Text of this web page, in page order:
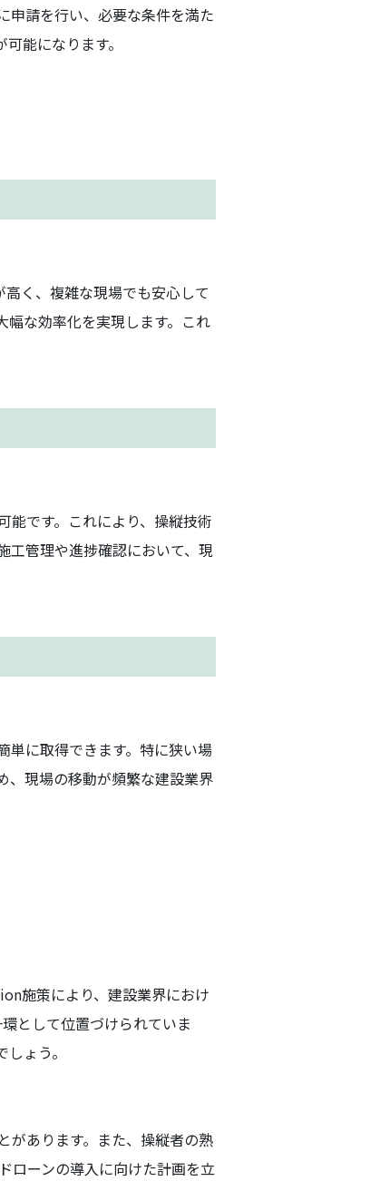
申請を行い、必要な条件を満た
能になります。
く、複雑な現場でも安心して
幅な効率化を実現します。これ
能です。これにより、操縦技術
工管理や進捗確認において、現
単に取得できます。特に狭い場
、現場の移動が頻繁な建設業界
施策により、建設業界におけ
として位置づけられていま
ょう。
があります。また、操縦者の熟
ローンの導入に向けた計画を立